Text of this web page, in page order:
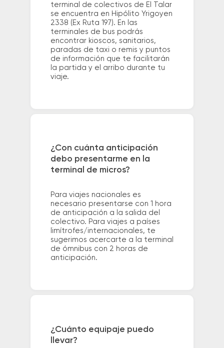
terminal de colectivos de El Talar
se encuentra en Hipólito Yrigoyen
2338 (Ex Ruta 197). En las
terminales de bus podrás
encontrar kioscos, sanitarios,
paradas de taxi o remis y puntos
de información que te facilitarán
la partida y el arribo durante tu
viaje.
¿Con cuánta anticipación
debo presentarme en la
terminal de micros?
Para viajes nacionales es
necesario presentarse con 1 hora
de anticipación a la salida del
colectivo. Para viajes a países
limítrofes/internacionales, te
sugerimos acercarte a la terminal
de ómnibus con 2 horas de
anticipación.
¿Cuánto equipaje puedo
llevar?